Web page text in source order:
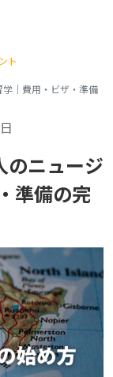
ト
｜費用・ビザ・準備
のニュージ
準備の完